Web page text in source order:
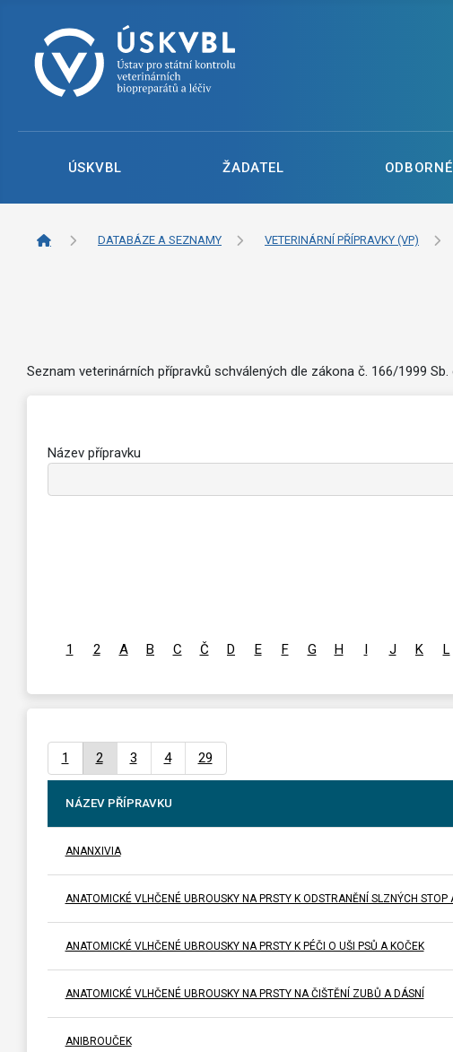
ÚSKVBL ŽADATEL
DATABÁZE A SEZNAMY VETERINÁRNÍ PŘÍPRAVKY (VP)
Seznam veterinárních přípravků schválených dle zákona č. 166/1999 Sb.
Název přípravku
1 2 A B C Č D E F G H I J K L
1 2 3 4 29
NÁZEV PŘÍPRAVKU
ANANXIVIA
ANATOMICKÉ VLHČENÉ UBROUSKY NA PRSTY K ODSTRANĚNÍ SLZNÝCH
ANATOMICKÉ VLHČENÉ UBROUSKY NA PRSTY K PÉČI O UŠI PSŮ A KOČEK
ANATOMICKÉ VLHČENÉ UBROUSKY NA PRSTY NA ČIŠTĚNÍ ZUBŮ A DÁSNÍ
ANIBROUČEK